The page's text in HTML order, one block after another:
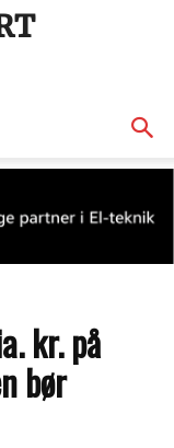
kr. på
bør